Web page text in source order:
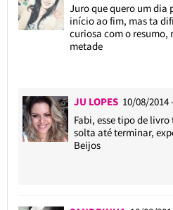
Juro que quero um dia
início ao fim, mas ta
curiosa com o resumo,
metade
JU LOPES 10/08/2014
Fabi, esse tipo de
solta até terminar,
Beijos